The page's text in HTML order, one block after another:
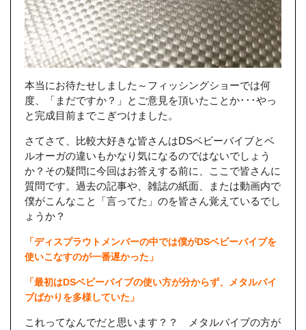
本当にお待たせしました～フィッシングショーでは何
度、「まだですか？」とご意見を頂いたことか･･･やっ
と完成目前までこぎつけました。
さてさて、比較大好きな皆さんはDSベビーバイブとベ
ルオーガの違いもかなり気になるのではないでしょう
か？その疑問に今回はお答えする前に、ここで皆さんに
質問です。過去の記事や、雑誌の紙面、または動画内で
僕がこんなこと「言ってた」のを皆さん覚えているでし
ょうか？
「ディスプラウトメンバーの中では僕がDSベビーバイブを
使いこなすのが一番遅かった」
「最初はDSベビーバイブの使い方が分からず、メタルバイ
ブばかりを多様していた」
これってなんでだと思います？？ メタルバイブの方が